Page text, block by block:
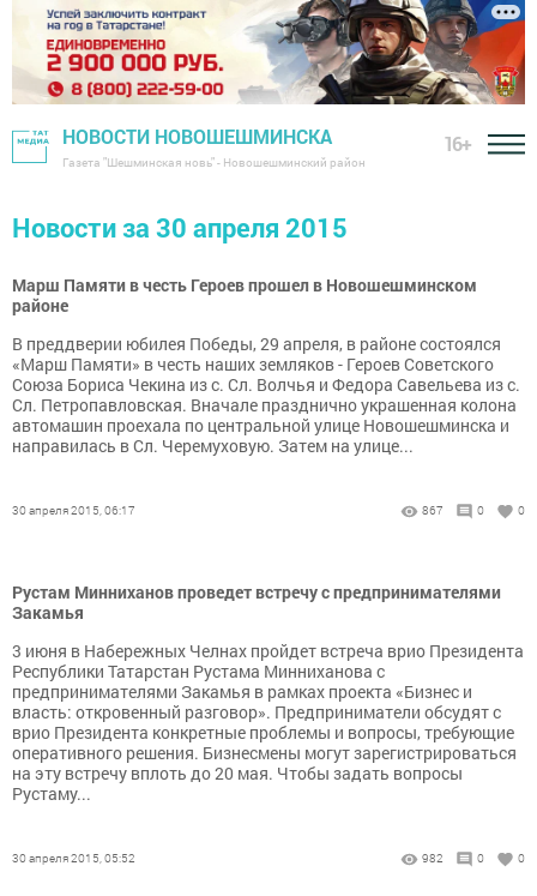
НОВОСТИ НОВОШЕШМИНСКА
Газета "Шешминская новь" - Новошешминский район
16+
Новости за 30 апреля 2015
Марш Памяти в честь Героев прошел в Новошешминском
районе
В преддверии юбилея Победы, 29 апреля, в районе состоялся
«Марш Памяти» в честь наших земляков - Героев Советского
Союза Бориса Чекина из с. Сл. Волчья и Федора Савельева из с.
Сл. Петропавловская. Вначале празднично украшенная колона
автомашин проехала по центральной улице Новошешминска и
направилась в Сл. Черемуховую. Затем на улице...
30 апреля 2015, 06:17 867 0 0
Рустам Минниханов проведет встречу с предпринимателями
Закамья
3 июня в Набережных Челнах пройдет встреча врио Президента
Республики Татарстан Рустама Минниханова с
предпринимателями Закамья в рамках проекта «Бизнес и
власть: откровенный разговор». Предприниматели обсудят с
врио Президента конкретные проблемы и вопросы, требующие
оперативного решения. Бизнесмены могут зарегистрироваться
на эту встречу вплоть до 20 мая. Чтобы задать вопросы
Рустаму...
30 апреля 2015, 05:52 982 0 0